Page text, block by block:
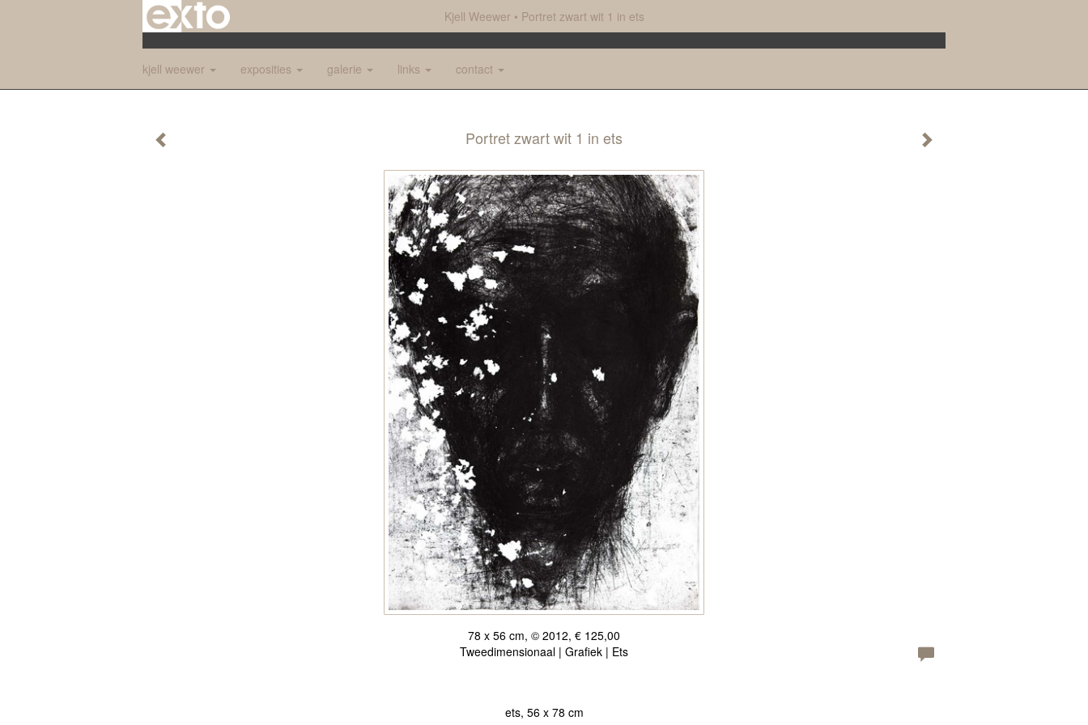
Kjell Weewer Portret zwart wit 1 in ets
kjell weewer exposities galerie links contact
Portret zwart wit 1 in ets
78 x 56 cm, © 2012, € 125,00
Tweedimensionaal | Grafiek | Ets
ets, 56 x 78 cm